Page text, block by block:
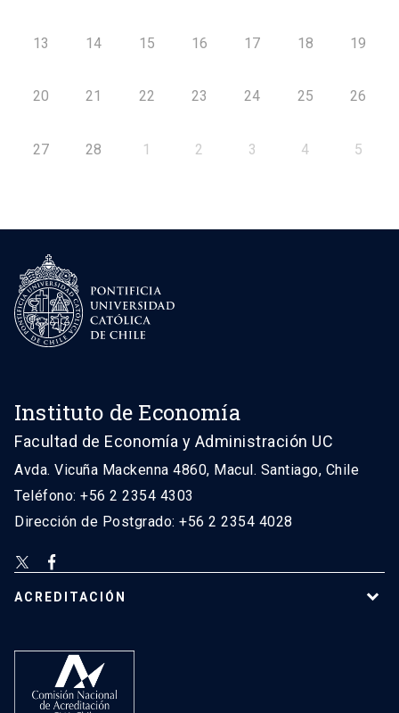
13 14 15 16 17 18 19
20 21 22 23 24 25 26
27 28 1 2 3 4 5
Instituto de Economía
Facultad de Economía y Administración UC
Avda. Vicuña Mackenna 4860, Macul. Santiago, Chile
Teléfono: +56 2 2354 4303
Dirección de Postgrado: +56 2 2354 4028
ACREDITACIÓN